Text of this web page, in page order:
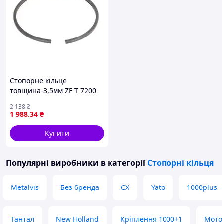
Стопорне кільце
товщина-3,5мм ZF T 7200
0730.513.398
1 988.34 ₴
2 138₴
Купити
Популярні виробники в категорії Стопорні кільця
Metalvis Без бренда CX Yato 1000plus
Тантал New Holland Кріплення 1000+1